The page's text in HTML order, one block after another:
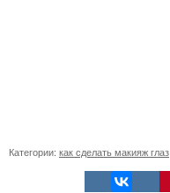
Категории: как сделать макияж глаз